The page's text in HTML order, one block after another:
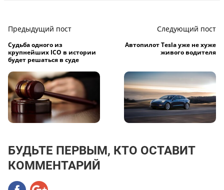
Предыдущий пост
Судьба одного из
крупнейших ICO в истории
будет решаться в суде
Следующий пост
Автопилот Tesla уже не хуже
живого водителя
БУДЬТЕ ПЕРВЫМ, КТО ОСТАВИТ
КОММЕНТАРИЙ